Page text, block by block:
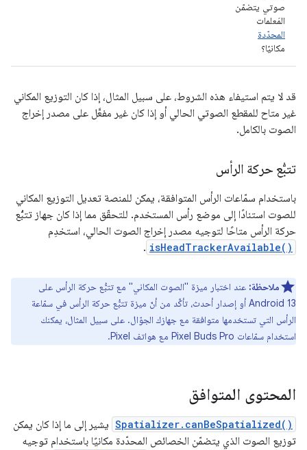
صوتي يتضمّن
المَعلمات
المحدّدة
مكانيًا؟
قد لا يتم استيفاء هذه الشروط، على سبيل المثال، إذا كان التوزيع المكاني
غير متاح للمقطع الصوتي الحالي أو إذا كان غير مفعَّل على مصدر إخراج
الصوت بالكامل.
تتبُّع حركة الرأس
باستخدام سمّاعات الرأس المتوافقة، يمكن للمنصة تعديل التوزيع المكاني
للصوت استنادًا إلى موضع رأس المستخدم. للتحقّق مما إذا كان جهاز تتبُّع
حركة الرأس متاحًا لتوجيه مصدر إخراج الصوت الحالي، استخدِم
isHeadTrackerAvailable()
.
ملاحظة: عند اختبار ميزة "الصوت المكاني" مع تتبُّع حركة الرأس على
Android 13 أو إصدار أحدث، تأكَّد من أنّ ميزة تتبُّع حركة الرأس في سمّاعة
الرأس التي تستخدمها متوافقة مع جهازك الجوّال. على سبيل المثال، يمكنك
استخدام سمّاعات Pixel Buds Pro مع هواتف Pixel.
المحتوى المتوافق
Spatializer.canBeSpatialized() يشير إلى ما إذا كان يمكن
توزيع الصوت الذي يتضمّن الخصائص المحدّدة مكانيًا باستخدام توجيه